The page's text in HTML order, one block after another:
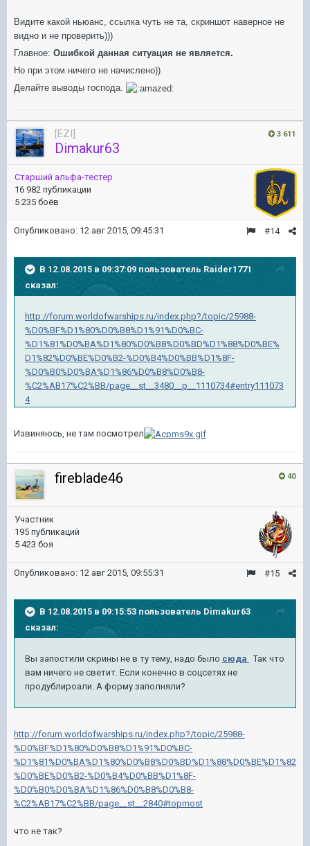
Видите какой ньюанс, ссылка чуть не та, скриншот наверное не
видно и не проверить)))
Главное: Ошибкой данная ситуация не является.
Но при этом ничего не начислено))
Делайте выводы господа.
3 611
[EZI]
Dimakur63
Старший альфа-тестер
16 982 публикации
5 235 боёв
#14
Опубликовано: 12 авг 2015, 09:45:31
В 12.08.2015 в 09:37:09 пользователь Raider1771
сказал:
http://forum.worldofwarships.ru/index.php?/topic/25988-
%D0%BF%D1%80%D0%B8%D1%91%D0%BC-
%D1%81%D0%BA%D1%80%D0%B8%D0%BD%D1%88%D0%BE%
D1%82%D0%BE%D0%B2-%D0%B4%D0%BB%D1%8F-
%D0%B0%D0%BA%D1%86%D0%B8%D0%B8-
%C2%AB17%C2%BB/page__st__3480__p__1110734#entry111073
4
Извиняюсь, не там посмотрел
40
fireblade46
Участник
195 публикаций
5 423 боя
#15
Опубликовано: 12 авг 2015, 09:55:31
В 12.08.2015 в 09:15:53 пользователь Dimakur63
сказал:
Вы запостили скрины не в ту тему, надо было сюда
Так что
вам ничего не светит. Если конечно в соцсетях не
продублироали. А форму заполняли?
http://forum.worldofwarships.ru/index.php?/topic/25988-
%D0%BF%D1%80%D0%B8%D1%91%D0%BC-
%D1%81%D0%BA%D1%80%D0%B8%D0%BD%D1%88%D0%BE%D1%82
%D0%BE%D0%B2-%D0%B4%D0%BB%D1%8F-
%D0%B0%D0%BA%D1%86%D0%B8%D0%B8-
%C2%AB17%C2%BB/page__st__2840#topmost
что не так?